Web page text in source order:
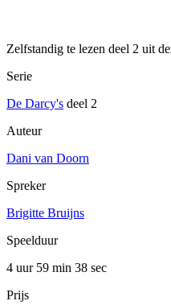
Zelfstandig te lezen deel 2 uit
Serie
De Darcy's deel 2
Auteur
Dani van Doorn
Spreker
Brigitte Bruijns
Speelduur
4 uur 59 min 38 sec
Prijs